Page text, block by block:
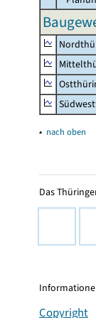
▴ nach oben
Das
Copyright